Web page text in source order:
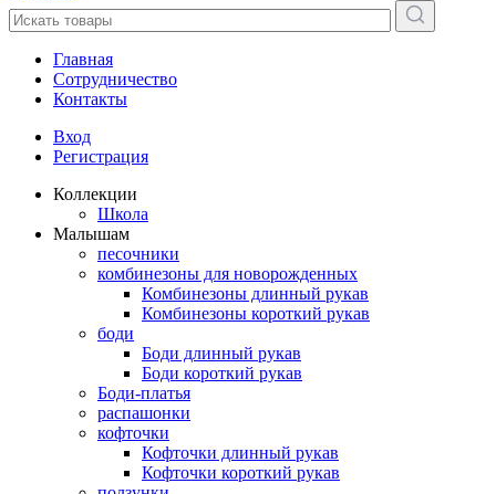
Главная
Сотрудничество
Контакты
Вход
Регистрация
Коллекции
Школа
Малышам
песочники
комбинезоны для новорожденных
Комбинезоны длинный рукав
Комбинезоны короткий рукав
боди
Боди длинный рукав
Боди короткий рукав
Боди-платья
распашонки
кофточки
Кофточки длинный рукав
Кофточки короткий рукав